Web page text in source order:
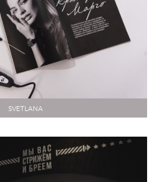
SVETLANA